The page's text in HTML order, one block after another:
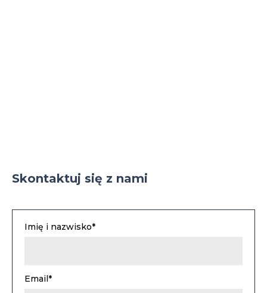
Skontaktuj się z nami
Imię i nazwisko*
Email*